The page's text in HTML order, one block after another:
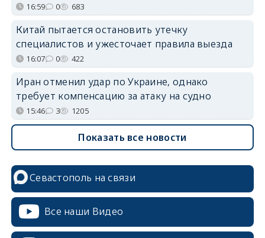
16:59 0 683
Китай пытается остановить утечку
специалистов и ужесточает правила выезда
16:07 0 422
Иран отменил удар по Украине, однако
требует компенсацию за атаку на судно
15:46 3 1205
Показать все новости
Севастополь на связи
Все наши Видео